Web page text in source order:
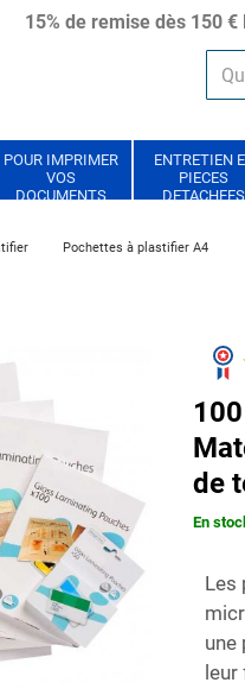
15% de remise dès 150
POUR IMPRIMER
VOS
DOCUMENTS
ENTRETIEN
PIECES
DETACHEES
Pochettes à plastifier A4
de
En
Les
une